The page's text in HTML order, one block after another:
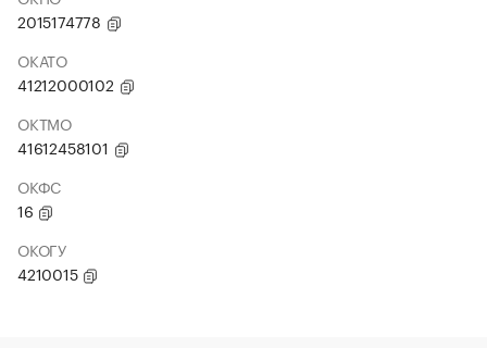
2015174778
ОКАТО
41212000102
ОКТМО
41612458101
ОКФС
16
ОКОГУ
4210015